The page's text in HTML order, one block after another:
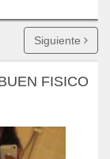
Siguiente
FISICO